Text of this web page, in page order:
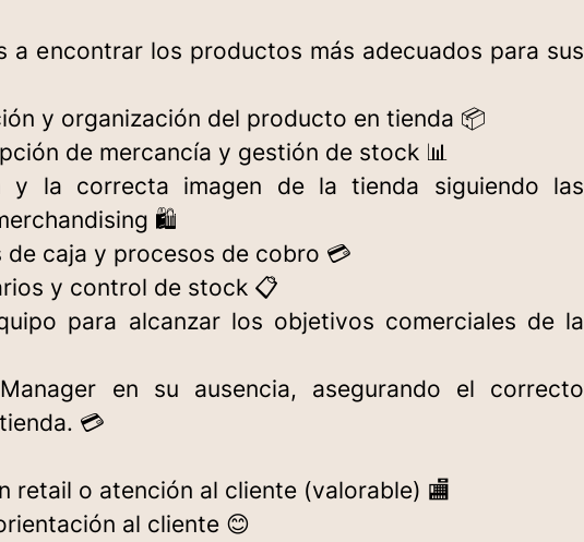
a encontrar los productos más adecuados para sus
y organización del producto en tienda 📦
de mercancía y gestión de stock 📊
y la correcta imagen de la tienda siguiendo las
🛍
de caja y procesos de cobro 💳
y control de stock 📋
para alcanzar los objetivos comerciales de la
en su ausencia, asegurando el correcto
💳
retail o atención al cliente (valorable) 🏬
al cliente 😊